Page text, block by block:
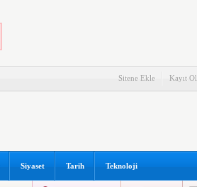
Sitene Ekle Kayıt Ol
Siyaset Tarih Teknoloji